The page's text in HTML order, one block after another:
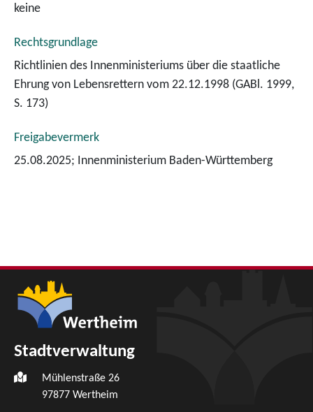
keine
Rechtsgrundlage
Richtlinien des Innenministeriums über die staatliche
Ehrung von Lebensrettern vom 22.12.1998 (GABl. 1999,
S. 173)
Freigabevermerk
25.08.2025; Innenministerium Baden-Württemberg
Stadtverwaltung
Mühlenstraße 26
97877 Wertheim